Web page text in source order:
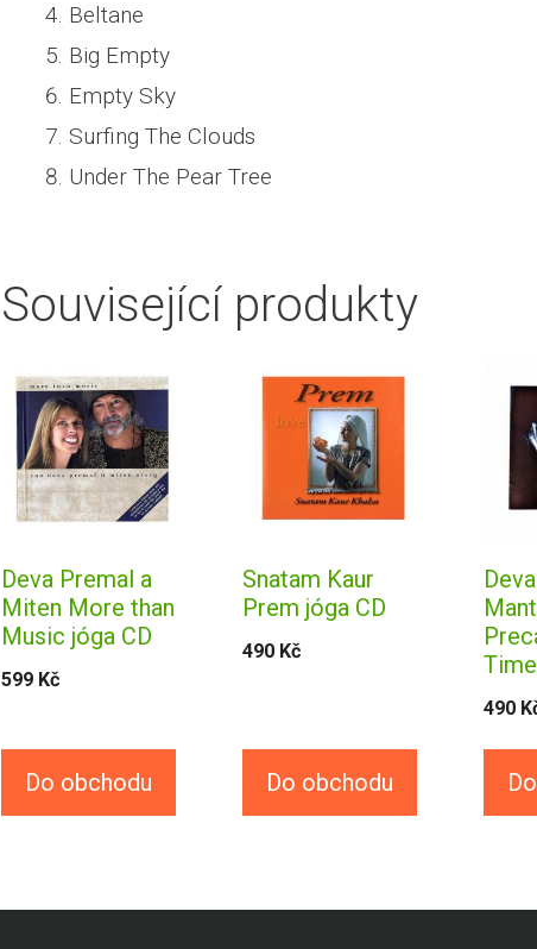
Beltane
Big Empty
Empty Sky
Surfing The Clouds
Under The Pear Tree
Související produkty
Deva Premal a
Miten More than
Music jóga CD
599 Kč
Do obchodu
Snatam Kaur
Prem jóga CD
490 Kč
Do obchodu
490